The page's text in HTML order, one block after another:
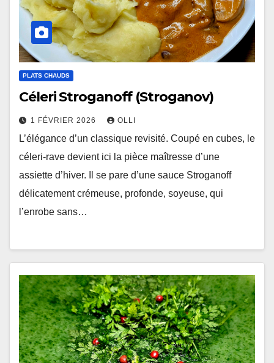
PLATS CHAUDS
Céleri Stroganoff (Stroganov)
1 FÉVRIER 2026 OLLI
L’élégance d’un classique revisité. Coupé en cubes, le
céleri-rave devient ici la pièce maîtresse d’une
assiette d’hiver. Il se pare d’une sauce Stroganoff
délicatement crémeuse, profonde, soyeuse, qui
l’enrobe sans…